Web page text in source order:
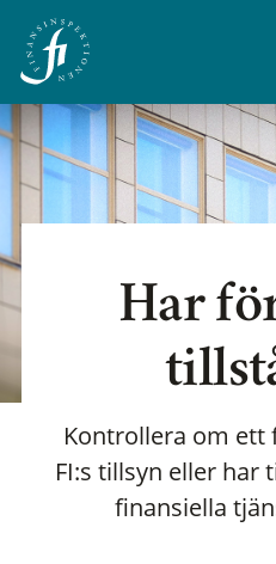
Har
Kontrollera om ett
FI:s tillsyn eller har
finansiella